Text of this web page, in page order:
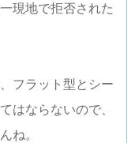
現地で拒否された
フラット型とシー
はならないので、
ね。